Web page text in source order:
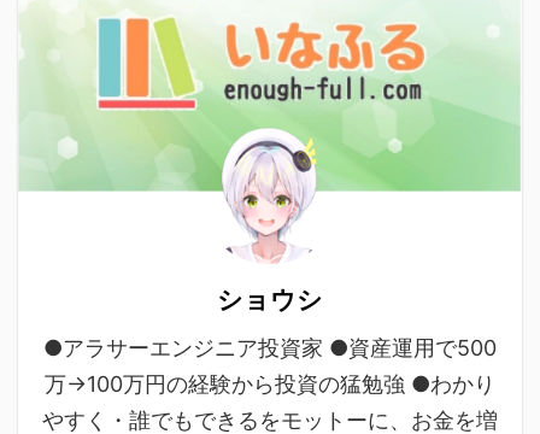
ショウシ
●アラサーエンジニア投資家 ●資産運用で500
万→100万円の経験から投資の猛勉強 ●わかり
やすく・誰でもできるをモットーに、お金を増